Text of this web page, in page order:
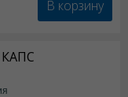
В корзину